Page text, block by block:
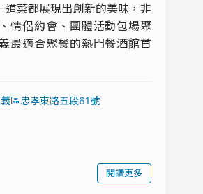
道菜都展現出創新的美味，非
情侶約會、團體活動包場聚
最適合聚餐的熱門餐酒館首
區忠孝東路五段61號
閱讀更多